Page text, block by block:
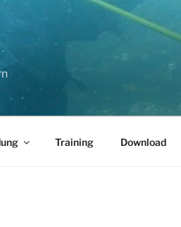
Training Download